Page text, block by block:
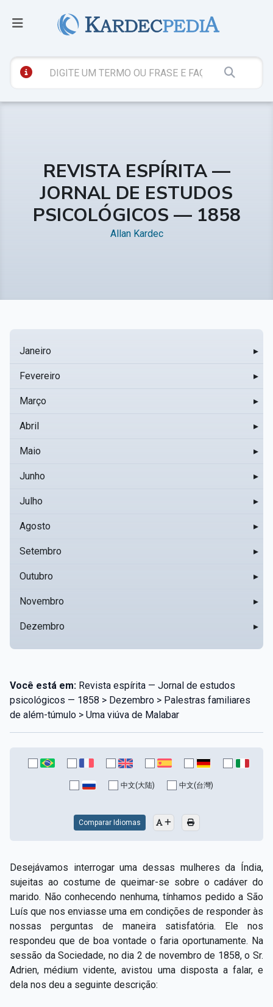
REVISTA ESPÍRITA —
JORNAL DE ESTUDOS
PSICOLÓGICOS — 1858
Allan Kardec
Janeiro ▸
Fevereiro ▸
Março ▸
Abril ▸
Maio ▸
Junho ▸
Julho ▸
Agosto ▸
Setembro ▸
Outubro ▸
Novembro ▸
Dezembro ▸
Você está em: Revista espírita — Jornal de estudos
psicológicos — 1858 > Dezembro > Palestras familiares
de além-túmulo > Uma viúva de Malabar
中文(大陆) 中文(台灣)
Comparar Idiomas
Desejávamos interrogar uma dessas mulheres da Índia,
sujeitas ao costume de queimar-se sobre o cadáver do
marido. Não conhecendo nenhuma, tínhamos pedido a São
Luís que nos enviasse uma em condições de responder às
nossas perguntas de maneira satisfatória. Ele nos
respondeu que de boa vontade o faria oportunamente. Na
sessão da Sociedade, no dia 2 de novembro de 1858, o Sr.
Adrien, médium vidente, avistou uma disposta a falar, e
dela nos deu a seguinte descrição: